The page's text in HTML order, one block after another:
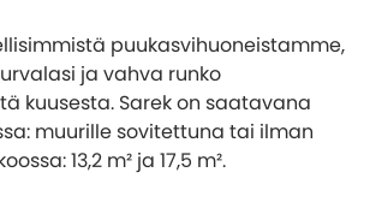
puukasvihuoneistamme,
ja vahva runko
kuusesta. Sarek on saatavana
muurille sovitettuna tai ilman
13,2 m² ja 17,5 m².